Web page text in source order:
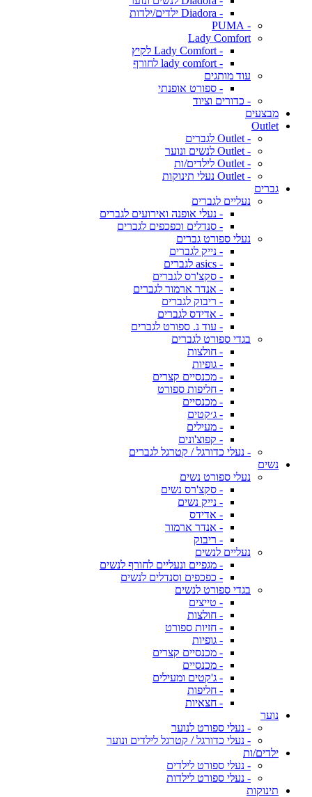
- Diadora ילדים/ילדות
- PUMA
Lady Comfort
- Lady Comfort לקיץ
- lady comfort לחורף
עוד מותגים
- ספורט אופנתי
- כדורים וציוד
מבצעים
Outlet
- Outlet לגברים
- Outlet לנשים ונוער
- Outlet לילדים/ות
- Outlet נעלי תינוקות
גברים
נעליים לגברים
- נעלי אופנה ואירועים לגברים
- סנדלים וכפכפים לגברים
נעלי ספורט גברים
- נייק לגברים
- asics לגברים
- סקצ'רס לגברים
- אנדר ארמור לגברים
- ריבוק לגברים
- אדידס לגברים
- עוד נ. ספורט לגברים
בגדי ספורט לגברים
- חולצות
- גופיות
- מכנסיים קצרים
- חליפות ספורט
- מכנסיים
- ג׳קטים
- מעילים
- קפוצ'ונים
- נעלי כדורגל / קטרגל לגברים
נשים
נעלי ספורט נשים
- סקצ'רס נשים
- נייק נשים
- אדידס
- אנדר ארמור
- ריבוק
נעליים לנשים
- מגפיים ונעליים לחורף לנשים
- כפכפים וסנדלים לנשים
בגדי ספורט לנשים
- טייצים
- חולצות
- חזיות ספורט
- גופיות
- מכנסיים קצרים
- מכנסיים
- ג'קטים ומעילים
- חליפות
- חצאיות
נוער
- נעלי ספורט לנוער
- נעלי כדורגל / קטרגל לילדים ונוער
ילדים/ות
- נעלי ספורט לילדים
- נעלי ספורט לילדות
תינוקות